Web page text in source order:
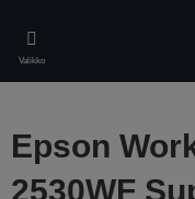
main
content
Valikko
Epson
2530WF